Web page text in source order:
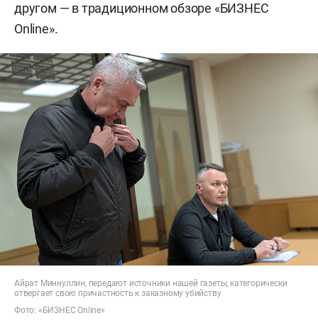
другом — в традиционном обзоре «БИЗНЕС
Online».
Айрат Миннуллин, передают источники нашей газеты, категорически
отвергает свою причастность к заказному убийству
Фото: «БИЗНЕС Online»